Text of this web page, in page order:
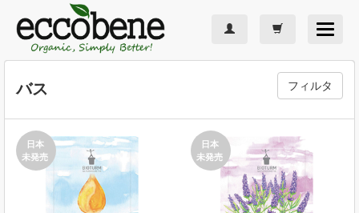
Toggle
バス フィルタ
日本
未発売
日本
未発売